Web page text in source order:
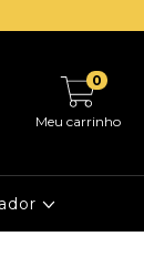
Meu carrinho
0